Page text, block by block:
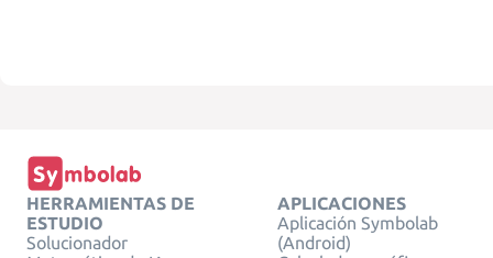
HERRAMIENTAS DE
ESTUDIO
Solucionador
APLICACIONES
Aplicación Symbolab
(Android)